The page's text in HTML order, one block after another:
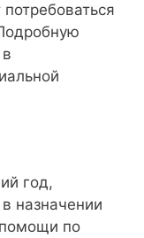
год,
назначении
помощи по